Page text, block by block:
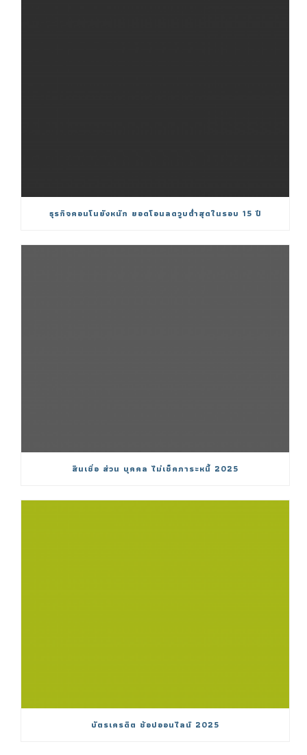
ธุรกิจคอนโนยังหนัก ยอดโอนลดวูบต่ำสุดในรอบ 15 ปี
สินเชื่อ ส่วน บุคคล ไม่เช็คภาระหนี้ 2025
บัตรเครดิต ช้อปออนไลน์ 2025